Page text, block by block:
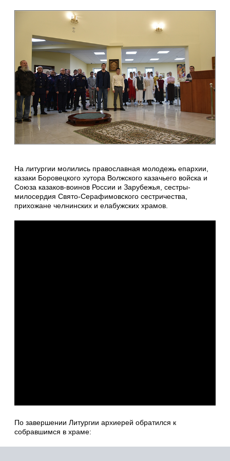
На литургии молились православная молодежь епархии,
казаки Боровецкого хутора Волжского казачьего войска и
Союза казаков-воинов России и Зарубежья, сестры-
милосердия Свято-Серафимовского сестричества,
прихожане челнинских и елабужских храмов.
По завершении Литургии архиерей обратился к
собравшимся в храме: